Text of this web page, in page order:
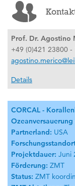
Prof. Dr. Agostino
+49 (0)421 23800 -
Details
CORCAL -
Partnerland: USA
Projektdauer: Juni
Förderung: ZMT
Status: ZMT